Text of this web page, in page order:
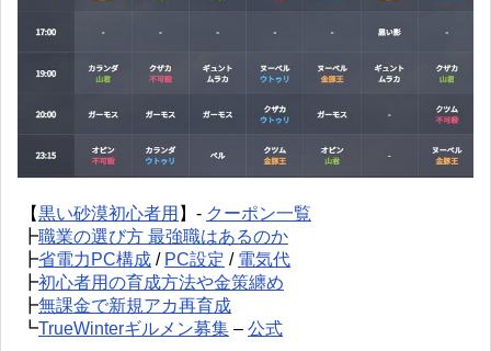
【黒い砂漠初心者用 】- クーポン一覧
┣職業の選び方 最強職はあるのか
┣省電力PC構成 / PC設定 / 電気代
┣初心者用の育成方法や金策纏め
┣無課金で新規アカ再育成
┗TrueWinterギルメン募集 – 公式